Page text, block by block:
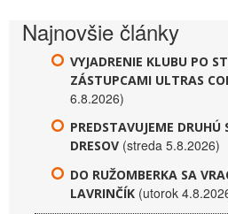
Najnovšie články
VYJADRENIE KLUBU PO
ZÁSTUPCAMI ULTRAS
6.8.2026)
PREDSTAVUJEME DRUHÚ
DRESOV (streda 5.8.2026)
DO RUŽOMBERKA SA
LAVRINČÍK (utorok